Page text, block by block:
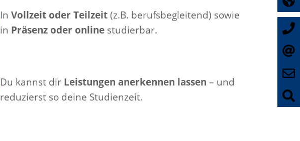
In Vollzeit oder Teilzeit(z.B. berufsbegleitend) sowie
in Präsenz oder online studierbar.
Du kannst dir Leistungen anerkennen lassen – und
reduzierst so deine Studienzeit.